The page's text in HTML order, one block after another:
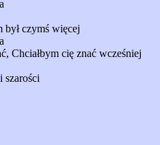
był czymś więcej
Chciałbym cię znać wcześniej
szarości